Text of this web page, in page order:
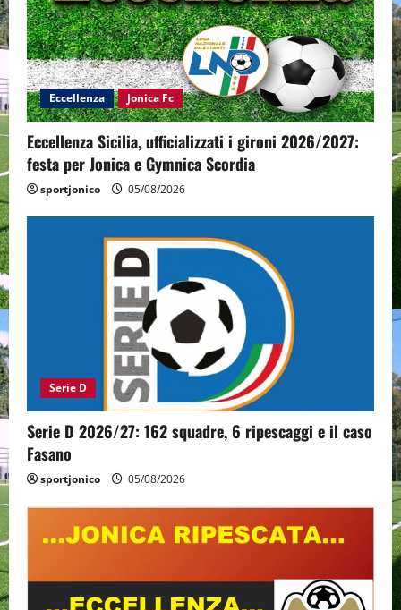
Eccellenza Jonica Fc
Eccellenza Sicilia, ufficializzati i gironi 2026/2027:
festa per Jonica e Gymnica Scordia
sportjonico 05/08/2026
Serie D
Serie D 2026/27: 162 squadre, 6 ripescaggi e il caso
Fasano
sportjonico 05/08/2026